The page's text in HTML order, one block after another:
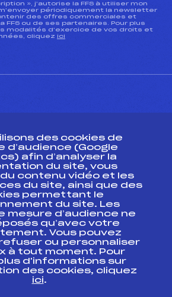
», j’autorise la FFS à utiliser mon
périodiquement la newsletter
des offres commerciales et
FFS ou de ses partenaires. Pour plus
modalités d’exercice de vos droits et
cliquez ici
fédéral
fédéral
Formation, Suivi
professionnel
des cookies de
d’audience (Google
afin d’analyser la
du site, vous
contenu vidéo et les
du site, ainsi que des
permettant le
du site. Les
mesure d’audience ne
qu’avec votre
Vous pouvez
ou personnaliser
à tout moment. Pour
d'informations sur
des cookies, cliquez
ici.